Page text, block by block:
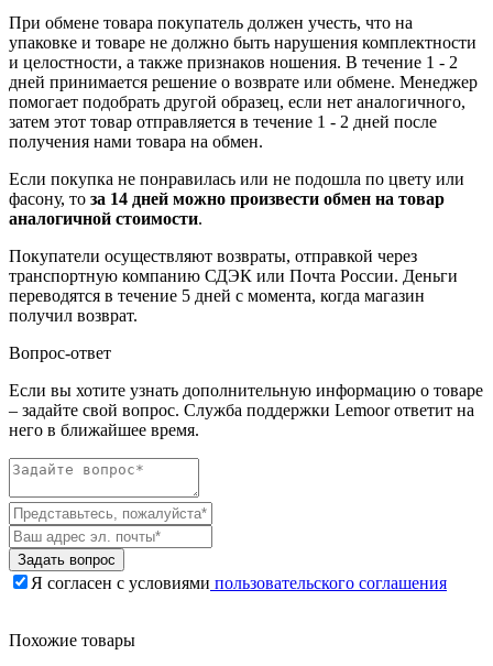
При обмене товара покупатель должен учесть, что на
упаковке и товаре не должно быть нарушения комплектности
и целостности, а также признаков ношения. В течение 1 - 2
дней принимается решение о возврате или обмене. Менеджер
помогает подобрать другой образец, если нет аналогичного,
затем этот товар отправляется в течение 1 - 2 дней после
получения нами товара на обмен.
Если покупка не понравилась или не подошла по цвету или
фасону, то за 14 дней можно произвести обмен на товар
аналогичной стоимости.
Покупатели осуществляют возвраты, отправкой через
транспортную компанию СДЭК или Почта России. Деньги
переводятся в течение 5 дней с момента, когда магазин
получил возврат.
Вопрос-ответ
Если вы хотите узнать дополнительную информацию о товаре
– задайте свой вопрос. Служба поддержки Lemoor ответит на
него в ближайшее время.
Задать вопрос
Я согласен с условиями пользовательского соглашения
Похожие товары